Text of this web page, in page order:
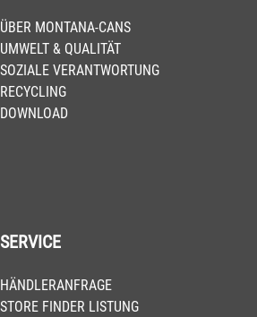
ÜBER MONTANA-CANS
UMWELT & QUALITÄT
SOZIALE VERANTWORTUNG
RECYCLING
DOWNLOAD
SERVICE
HÄNDLERANFRAGE
STORE FINDER LISTUNG